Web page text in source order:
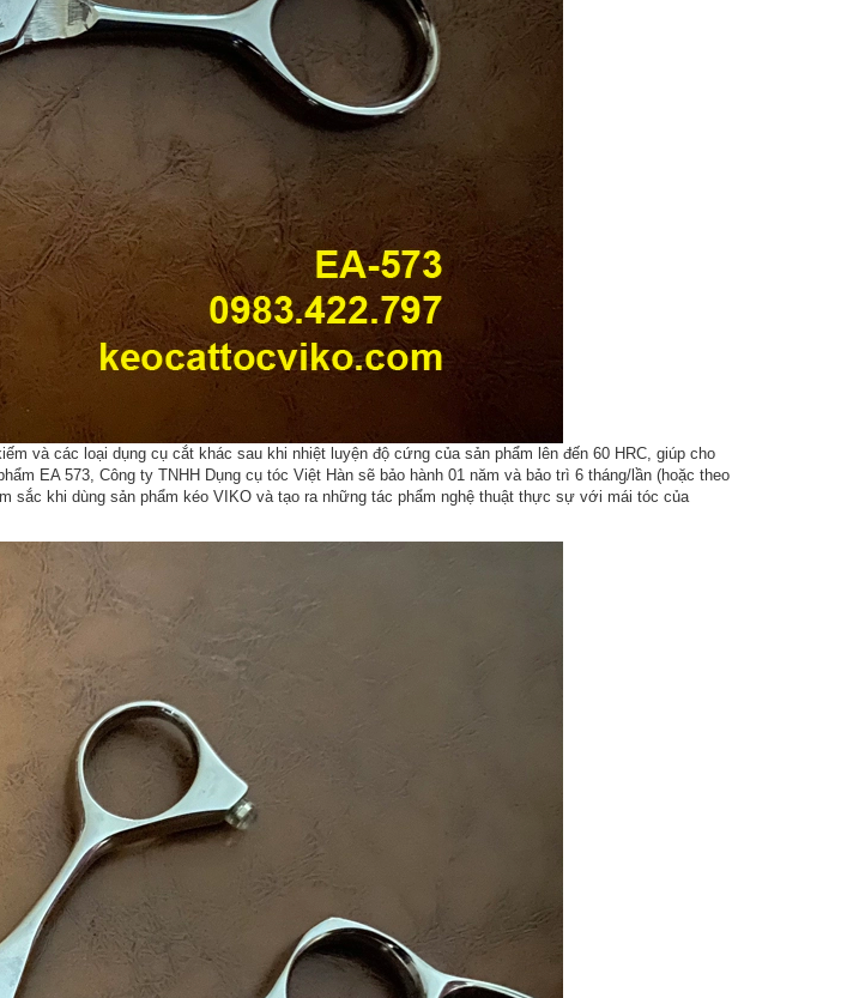
và các loại dụng cụ cắt khác sau khi nhiệt luyện độ cứng của sản phẩm lên đến 60 HRC, giúp cho
EA 573, Công ty TNHH Dụng cụ tóc Việt Hàn sẽ bảo hành 01 năm và bảo trì 6 tháng/lần (hoặc theo
khi dùng sản phẩm kéo VIKO và tạo ra những tác phẩm nghệ thuật thực sự với mái tóc của